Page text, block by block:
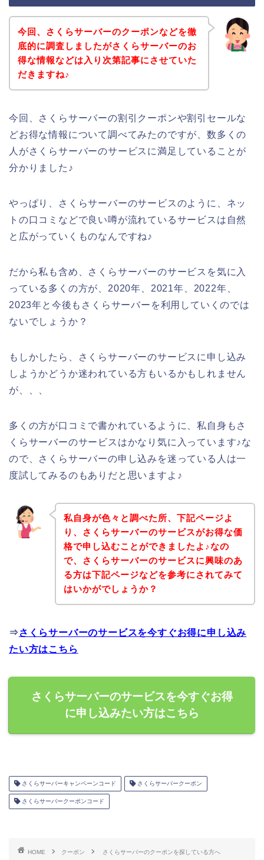
今回、さくらサーバーのクーポンなどを徹
底的に調査しましたがさくらサーバーのお
得な情報などは入り次第記事にさせていた
だきますね♪
今回、さくらサーバーの割引クーポンや割引セールな
どお得な情報について調べてみたのですが、数多くの
人がさくらサーバーのサービスに満足していることが
分かりました♪
やっぱり、さくらサーバーのサービスのように、ネッ
トの口コミなどで良い噂が流れているサービスは自然
と広がっていくものなんですね♪
だから私も含め、さくらサーバーのサービスを気に入
っている多くの方が、2020年、2021年、2022年、
2023年と今後もさくらサーバーを利用していくのでは
ないでしょうか？
もしかしたら、さくらサーバーのサービスに申し込み
しようかどうか迷われている方もいるかもしれません
が、、、
多くの方が口コミで書かれているように、私自身もさ
くらサーバーのサービスはかなり気に入っています♪な
ので、さくらサーバーの申し込みを迷っている人は一
度試してみるのもありだと思いますよ♪
私自身が色々と調べた所、下記ページよ
り、さくらサーバーのサービスがお得な価
格で申し込むことができましたよ♪なの
で、さくらサーバーのサービスに興味のあ
る方は下記ページなどを参考にされてみて
はいかがでしょうか？
⇒ さくらサーバーのサービスを今すぐお得に申し込み
たい方はこちら
さくらサーバーのサービスを今すぐお得
に申し込みたい方はこちら
さくらサーバーキャンペーンコード さくらサーバークーポン
さくらサーバークーポンコード
HOME クーポン さくらサーバーのクーポンを探している方へ